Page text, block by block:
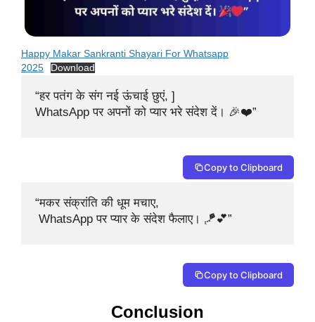
Happy Makar Sankranti Shayari For Whatsapp
2025
Download
“हर पतंग के संग नई ऊंचाई छुएं, ]
WhatsApp पर अपनों को प्यार भरे संदेश दें। 🎉❤️”
Copy to Clipboard
“मकर संक्रांति की धूम मचाए,
WhatsApp पर प्यार के संदेश फैलाए। 🪁💕”
Copy to Clipboard
Conclusion